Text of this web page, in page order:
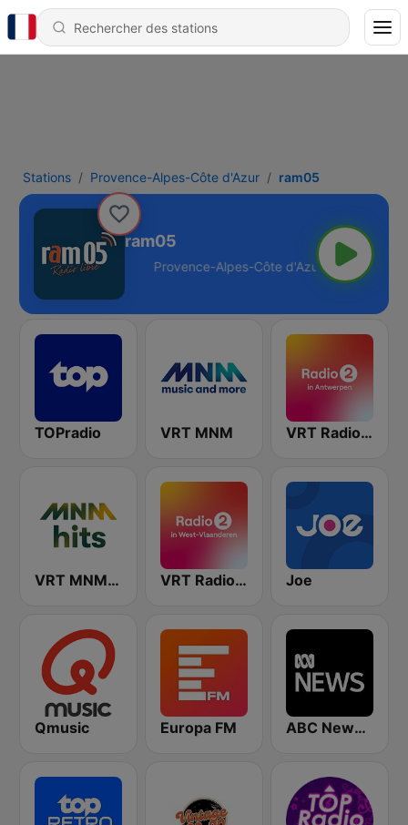
Stations Provence-Alpes-Côte d'Azur ram05
ram05
d'Azur - 93.7 FM
TOPradio VRT MNM VRT Radio 2 Antwerpen
VRT MNM Hits VRT Radio 2 West-Vlaanderen Joe
Qmusic Europa FM ABC News Radio